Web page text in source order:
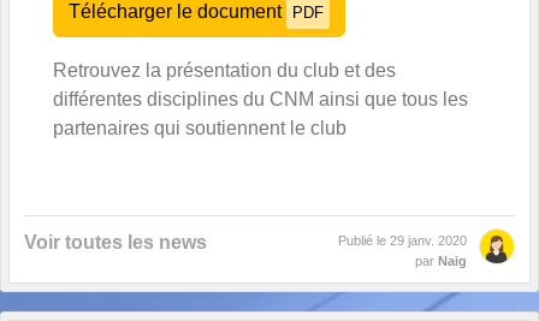
Télécharger le document PDF
Retrouvez la présentation du club et des
différentes disciplines du CNM ainsi que tous les
partenaires qui soutiennent le club
Voir toutes les news Publié le 29 janv. 2020
par Naig